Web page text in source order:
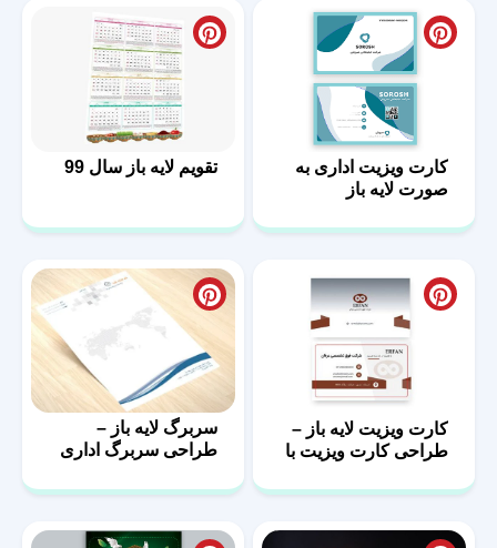
کارت ویزیت اداری به
صورت لایه باز
تقویم لایه باز سال 99
کارت ویزیت لایه باز –
طراحی کارت ویزیت با
سربرگ لایه باز –
طراحی سربرگ اداری